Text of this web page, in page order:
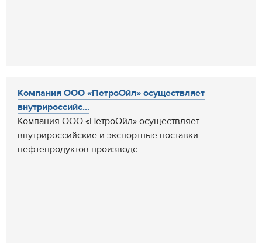
Компания ООО «ПетроОйл» осуществляет
внутрироссийс...
Компания ООО «ПетроОйл» осуществляет
внутрироссийские и экспортные поставки
нефтепродуктов производс...